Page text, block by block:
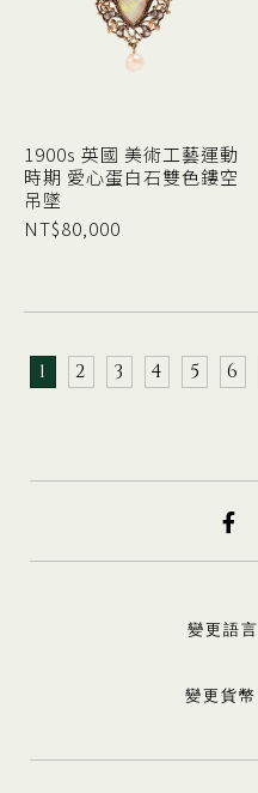
1900s 英國 美術工藝運動
時期 愛心蛋白石雙色鏤空
吊墜
NT$80,000
1 2 3 4 5 6
變更語言
變更貨幣